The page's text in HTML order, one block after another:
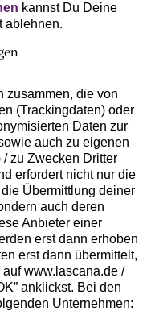
kannst Du Deine
ablehnen.
zusammen, die von
(Trackingdaten) oder
Daten zur
auch zu eigenen
zu Zwecken Dritter
erfordert nicht nur die
Übermittlung deiner
auch deren
Anbieter einer
erst dann erhoben
erst dann übermittelt,
www.lascana.de /
anklickst. Bei den
Unternehmen: